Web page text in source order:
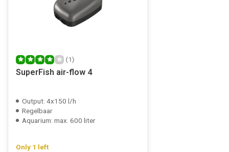
(1)
SuperFish air-flow 4
Output: 4x150 l/h
Regelbaar
Aquarium: max. 600 liter
Only 1 left